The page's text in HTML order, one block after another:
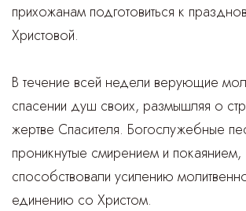
прихожанам подготовиться к
Христовой.
В течение всей недели верующие
спасении душ своих, размышляя о
жертве Спасителя. Богослужебные
проникнутые смирением и покаянием,
способствовали усилению
единению со Христом.